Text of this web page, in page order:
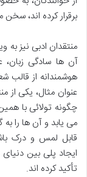
برقرار کرده اند، سخن
منتقدان ادبی نیز به
آن ها سادگی
هوشمندانه از قالب
عنوان مثال، یکی از
چگونه تولائی با
می یابد و آن ها را
قابل لمس و درک
ایجاد پلی بین
تأکید کرده اند.